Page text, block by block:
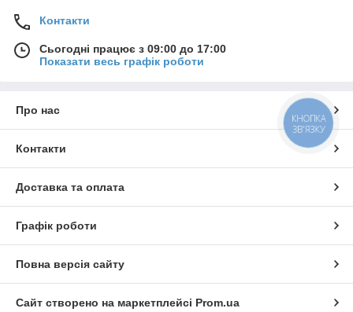
Контакти
Сьогодні працює з 09:00 до 17:00
Показати весь графік роботи
Про нас
Контакти
Доставка та оплата
Графік роботи
Повна версія сайту
Сайт створено на маркетплейсі Prom.ua
КНОПКА
ЗВ'ЯЗКУ